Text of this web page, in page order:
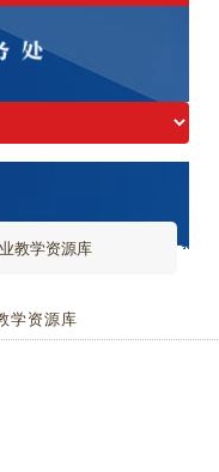
教学资源库
学资源库